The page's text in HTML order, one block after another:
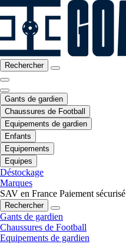
Rechercher
Gants de gardien
Chaussures de Football
Equipements de gardien
Enfants
Equipements
Equipes
Déstockage
Marques
SAV en France Paiement sécurisé
Rechercher
Gants de gardien
Chaussures de Football
Equipements de gardien